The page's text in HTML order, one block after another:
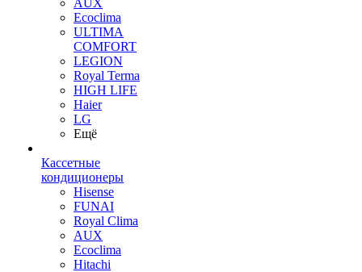
AUX
Ecoclima
ULTIMA
COMFORT
LEGION
Royal Terma
HIGH LIFE
Haier
LG
Ещё
Кассетные
кондиционеры
Hisense
FUNAI
Royal Clima
AUX
Ecoclima
Hitachi